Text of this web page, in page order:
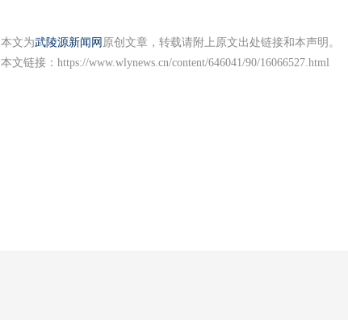
本文为武陵源新闻网 原创文章，转载请附上原文出处链接和本声明。
本文链接： https://www.wlynews.cn/content/646041/90/16066527.html